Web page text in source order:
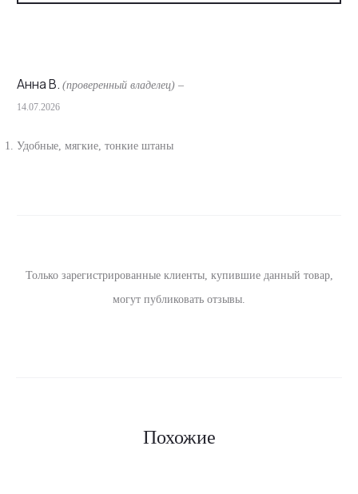
т
ы
Анна В. (проверенный владелец) –
14.07.2026
Удобные, мягкие, тонкие штаны
Только зарегистрированные клиенты, купившие данный товар,
могут публиковать отзывы.
Похожие